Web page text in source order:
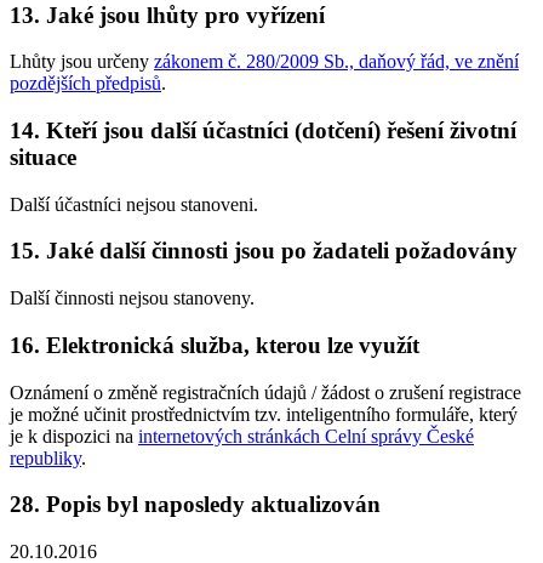
13. Jaké jsou lhůty pro vyřízení
Lhůty jsou určeny zákonem č. 280/2009 Sb., daňový řád, ve znění
pozdějších předpisů.
14. Kteří jsou další účastníci (dotčení) řešení životní
situace
Další účastníci nejsou stanoveni.
15. Jaké další činnosti jsou po žadateli požadovány
Další činnosti nejsou stanoveny.
16. Elektronická služba, kterou lze využít
Oznámení o změně registračních údajů / žádost o zrušení registrace
je možné učinit prostřednictvím tzv. inteligentního formuláře, který
je k dispozici na internetových stránkách Celní správy České
republiky.
28. Popis byl naposledy aktualizován
20.10.2016